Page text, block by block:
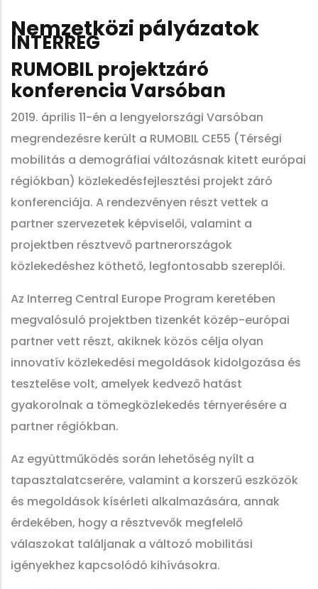
Nemzetközi pályázatok
INTERREG
RUMOBIL projektzáró
konferencia Varsóban
2019. április 11-én a lengyelországi Varsóban
megrendezésre került a RUMOBIL CE55 (Térségi
mobilitás a demográfiai változásnak kitett európai
régiókban) közlekedésfejlesztési projekt záró
konferenciája. A rendezvényen részt vettek a
partner szervezetek képviselői, valamint a
projektben résztvevő partnerországok
közlekedéshez köthető, legfontosabb szereplői.
Az Interreg Central Europe Program keretében
megvalósuló projektben tizenkét közép-európai
partner vett részt, akiknek közös célja olyan
innovatív közlekedési megoldások kidolgozása és
tesztelése volt, amelyek kedvező hatást
gyakorolnak a tömegközlekedés térnyerésére a
partner régiókban.
Az együttműködés során lehetőség nyílt a
tapasztalatcserére, valamint a korszerű eszközök
és megoldások kísérleti alkalmazására, annak
érdekében, hogy a résztvevők megfelelő
válaszokat találjanak a változó mobilitási
igényekhez kapcsolódó kihívásokra.